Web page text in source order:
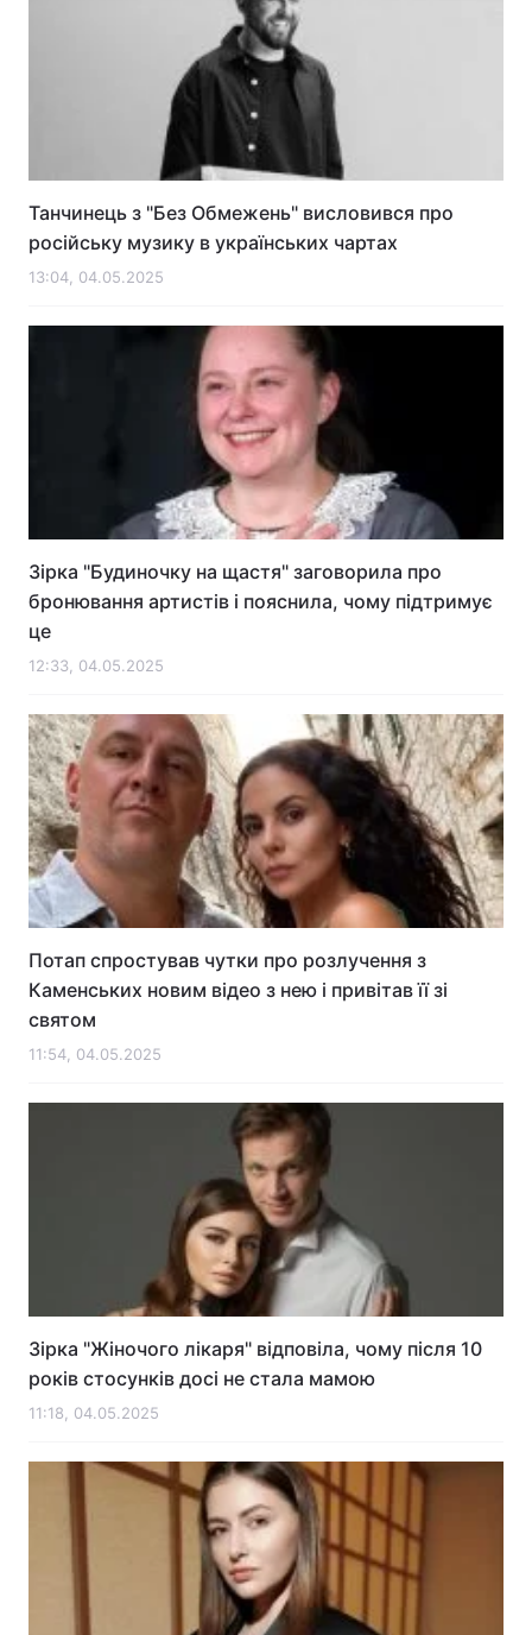
Танчинець з "Без Обмежень" висловився про
російську музику в українських чартах
13:04, 04.05.2025
Зірка "Будиночку на щастя" заговорила про
бронювання артистів і пояснила, чому підтримує
це
12:33, 04.05.2025
Потап спростував чутки про розлучення з
Каменських новим відео з нею і привітав її зі
святом
11:54, 04.05.2025
Зірка "Жіночого лікаря" відповіла, чому після 10
років стосунків досі не стала мамою
11:18, 04.05.2025